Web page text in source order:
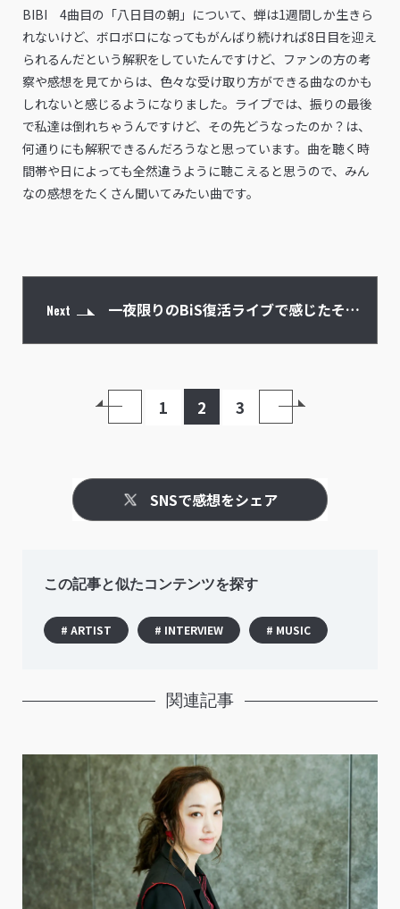
BIBI 4曲目の「八日目の朝」について、蝉は1週間しか生きら
れないけど、ボロボロになってもがんばり続ければ8日目を迎え
られるんだという解釈をしていたんですけど、ファンの方の考
察や感想を見てからは、色々な受け取り方ができる曲なのかも
しれないと感じるようになりました。ライブでは、振りの最後
で私達は倒れちゃうんですけど、その先どうなったのか？は、
何通りにも解釈できるんだろうなと思っています。曲を聴く時
間帯や日によっても全然違うように聴こえると思うので、みん
なの感想をたくさん聞いてみたい曲です。
Next 一夜限りのBiS復活ライブで感じたそれ
1 2 3
SNSで感想をシェア
この記事と似たコンテンツを探す
# ARTIST # INTERVIEW # MUSIC
関連記事